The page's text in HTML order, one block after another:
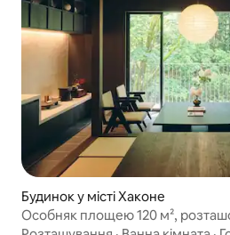
Будинок у місті Хаконе
Особняк площею 120 м²,